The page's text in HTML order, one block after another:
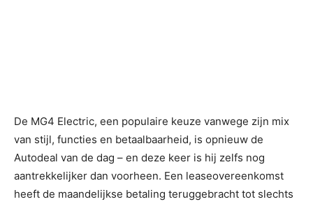
De MG4 Electric, een populaire keuze vanwege zijn mix
van stijl, functies en betaalbaarheid, is opnieuw de
Autodeal van de dag – en deze keer is hij zelfs nog
aantrekkelijker dan voorheen. Een leaseovereenkomst
heeft de maandelijkse betaling teruggebracht tot slechts